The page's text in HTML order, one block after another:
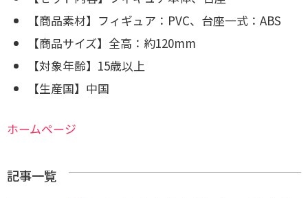
【商品素材】 フィギュア：PVC、 台座一式：ABS
【商品サイズ】 全高：約120mm
【対象年齢】 15歳以上
【生産国】 中国
ホームページ
記事一覧